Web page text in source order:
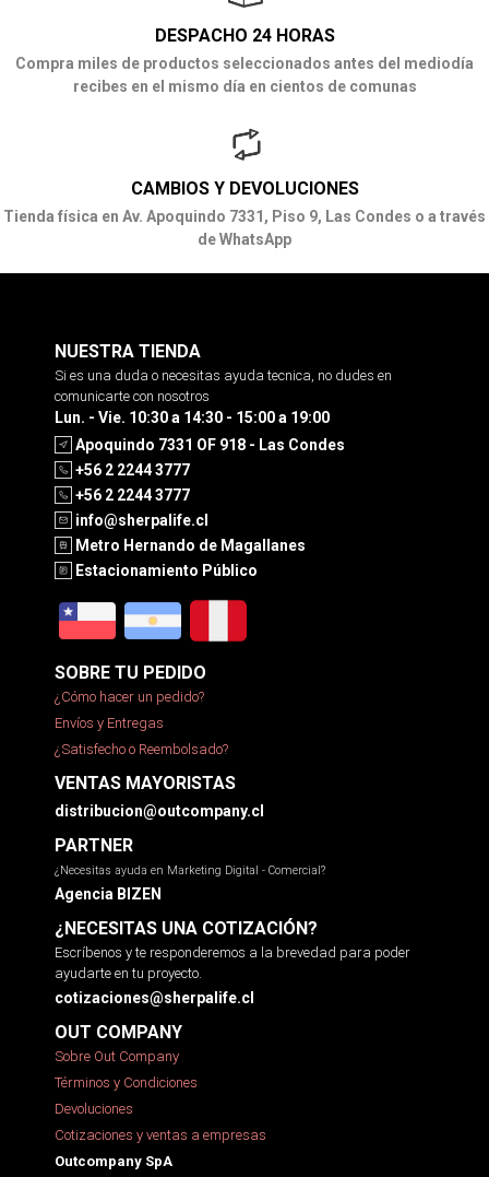
DESPACHO 24 HORAS
Compra miles de productos seleccionados antes del mediodía
recibes en el mismo día en cientos de comunas
CAMBIOS Y DEVOLUCIONES
Tienda física en Av. Apoquindo 7331, Piso 9, Las Condes o a través
de WhatsApp
NUESTRA TIENDA
Si es una duda o necesitas ayuda tecnica, no dudes en
comunicarte con nosotros
Lun. - Vie. 10:30 a 14:30 - 15:00 a 19:00
Apoquindo 7331 OF 918 - Las Condes
+56 2 2244 3777
+56 2 2244 3777
info@sherpalife.cl
Metro Hernando de Magallanes
Estacionamiento Público
SOBRE TU PEDIDO
¿Cómo hacer un pedido?
Envíos y Entregas
¿Satisfecho o Reembolsado?
VENTAS MAYORISTAS
distribucion@outcompany.cl
PARTNER
¿Necesitas ayuda en Marketing Digital - Comercial?
Agencia BIZEN
¿NECESITAS UNA COTIZACIÓN?
Escríbenos y te responderemos a la brevedad para poder
ayudarte en tu proyecto.
cotizaciones@sherpalife.cl
OUT COMPANY
Sobre Out Company
Términos y Condiciones
Devoluciones
Cotizaciones y ventas a empresas
Outcompany SpA